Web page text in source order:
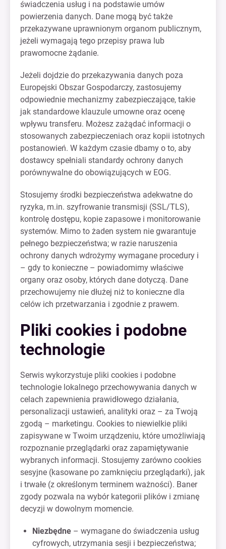
świadczenia usług i na podstawie umów
powierzenia danych. Dane mogą być także
przekazywane uprawnionym organom publicznym,
jeżeli wymagają tego przepisy prawa lub
prawomocne żądanie.
Jeżeli dojdzie do przekazywania danych poza
Europejski Obszar Gospodarczy, zastosujemy
odpowiednie mechanizmy zabezpieczające, takie
jak standardowe klauzule umowne oraz ocenę
wpływu transferu. Możesz zażądać informacji o
stosowanych zabezpieczeniach oraz kopii istotnych
postanowień. W każdym czasie dbamy o to, aby
dostawcy spełniali standardy ochrony danych
porównywalne do obowiązujących w EOG.
Stosujemy środki bezpieczeństwa adekwatne do
ryzyka, m.in. szyfrowanie transmisji (SSL/TLS),
kontrolę dostępu, kopie zapasowe i monitorowanie
systemów. Mimo to żaden system nie gwarantuje
pełnego bezpieczeństwa; w razie naruszenia
ochrony danych wdrożymy wymagane procedury i
– gdy to konieczne – powiadomimy właściwe
organy oraz osoby, których dane dotyczą. Dane
przechowujemy nie dłużej niż to konieczne dla
celów ich przetwarzania i zgodnie z prawem.
Pliki cookies i podobne
technologie
Serwis wykorzystuje pliki cookies i podobne
technologie lokalnego przechowywania danych w
celach zapewnienia prawidłowego działania,
personalizacji ustawień, analityki oraz – za Twoją
zgodą – marketingu. Cookies to niewielkie pliki
zapisywane w Twoim urządzeniu, które umożliwiają
rozpoznanie przeglądarki oraz zapamiętywanie
wybranych informacji. Stosujemy zarówno cookies
sesyjne (kasowane po zamknięciu przeglądarki), jak
i trwałe (z określonym terminem ważności). Baner
zgody pozwala na wybór kategorii plików i zmianę
decyzji w dowolnym momencie.
Niezbędne – wymagane do świadczenia usług
cyfrowych, utrzymania sesji i bezpieczeństwa;